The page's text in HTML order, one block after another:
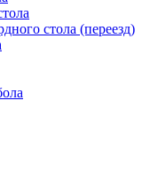
стола (переезд)